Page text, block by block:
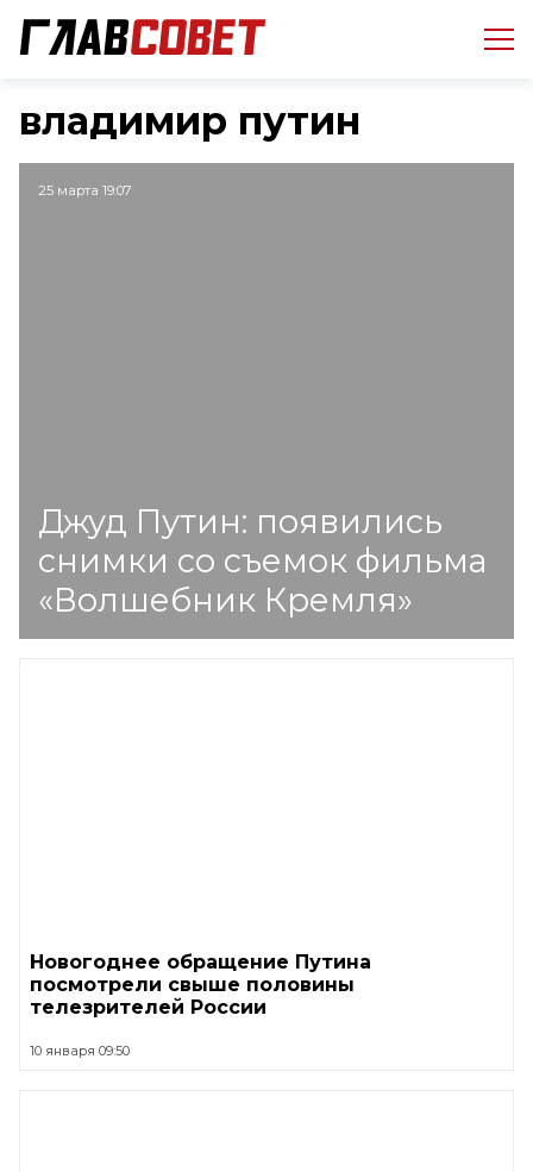
владимир путин
25 марта 19:07
Джуд Путин: появились
снимки со съемок фильма
«Волшебник Кремля»
Новогоднее обращение Путина
посмотрели свыше половины
телезрителей России
10 января 09:50